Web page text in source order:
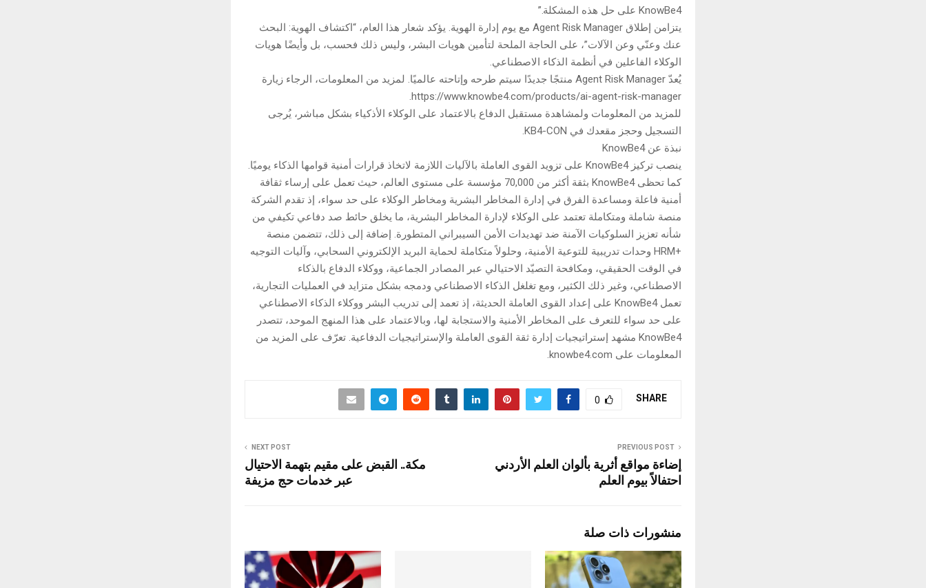
KnowBe4 على حل هذه المشكلة.”
يتزامن إطلاق Agent Risk Manager مع يوم إدارة الهوية. يؤكد شعار هذا العام، “اكتشاف الهوية: البحث
عنك وعنّي وعن الآلات”، على الحاجة الملحة لتأمين هويات البشر، وليس ذلك فحسب، بل وأيضًا هويات
الوكلاء الفاعلين في أنظمة الذكاء الاصطناعي.
يُعدّ Agent Risk Manager منتجًا جديدًا سيتم طرحه وإتاحته عالميًا. لمزيد من المعلومات، الرجاء زيارة
https://www.knowbe4.com/products/ai-agent-risk-manager.
للمزيد من المعلومات ولمشاهدة مستقبل الدفاع بالاعتماد على الوكلاء الأذكياء بشكل مباشر، يُرجى
التسجيل وحجز مقعدك في KB4-CON.
نبذة عن KnowBe4
ينصب تركيز KnowBe4 على تزويد القوى العاملة بالآليات اللازمة لاتخاذ قرارات أمنية قوامها الذكاء يوميًا.
كما تحظى KnowBe4 بثقة أكثر من 70,000 مؤسسة على مستوى العالم، حيث تعمل على إرساء ثقافة
أمنية فاعلة ومساعدة الفرق في إدارة المخاطر البشرية ومخاطر الوكلاء على حد سواء، إذ تقدم الشركة
منصة شاملة ومتكاملة تعتمد على الوكلاء لإدارة المخاطر البشرية، ما يخلق حائط صد دفاعي تكيفي من
شأنه تعزيز السلوكيات الآمنة ضد تهديدات الأمن السيبراني المتطورة. إضافة إلى ذلك، تتضمن منصة
HRM+‎ وحدات تدريبية للتوعية الأمنية، وحلولاً متكاملة لحماية البريد الإلكتروني السحابي، وآليات التوجيه
في الوقت الحقيقي، ومكافحة التصيّد الاحتيالي عبر المصادر الجماعية، ووكلاء الدفاع بالذكاء
الاصطناعي، وغير ذلك الكثير، ومع تغلغل الذكاء الاصطناعي ودمجه بشكل متزايد في العمليات التجارية،
تعمل KnowBe4 على إعداد القوى العاملة الحديثة، إذ تعمد إلى تدريب البشر ووكلاء الذكاء الاصطناعي
على حد سواء للتعرف على المخاطر الأمنية والاستجابة لها، وبالاعتماد على هذا المنهج الموحد، تتصدر
KnowBe4 مشهد إستراتيجيات إدارة ثقة القوى العاملة والإستراتيجيات الدفاعية. تعرّف على المزيد من
المعلومات على knowbe4.com.
SHARE
0
PREVIOUS POST
إضاءة مواقع أثرية بألوان العلم الأردني
احتفالاً بيوم العلم
NEXT POST
مكة.. القبض على مقيم بتهمة الاحتيال
عبر خدمات حج مزيفة
منشورات ذات صلة